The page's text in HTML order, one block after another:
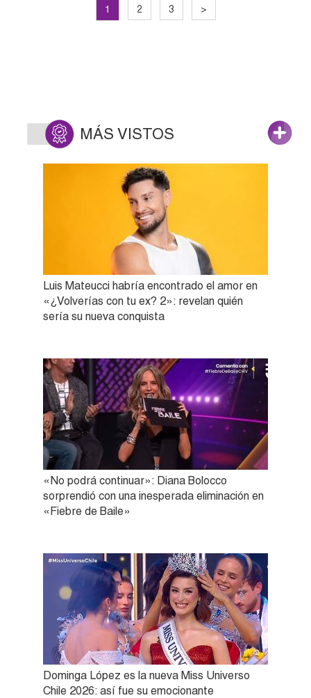
1 2 3 >
MÁS VISTOS
Luis Mateucci habría encontrado el amor en
«¿Volverías con tu ex? 2»: revelan quién
sería su nueva conquista
«No podrá continuar»: Diana Bolocco
sorprendió con una inesperada eliminación en
«Fiebre de Baile»
Dominga López es la nueva Miss Universo
Chile 2026: así fue su emocionante